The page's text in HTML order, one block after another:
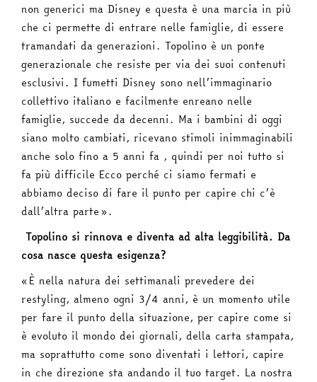
non generici ma Disney e questa è una marcia in più
che ci permette di entrare nelle famiglie, di essere
tramandati da generazioni. Topolino è un ponte
generazionale che resiste per via dei suoi contenuti
esclusivi. I fumetti Disney sono nell’immaginario
collettivo italiano e facilmente enreano nelle
famiglie, succede da decenni. Ma i bambini di oggi
siano molto cambiati, ricevano stimoli inimmaginabili
anche solo fino a 5 anni fa , quindi per noi tutto si
fa più difficile Ecco perché ci siamo fermati e
abbiamo deciso di fare il punto per capire chi c’è
dall’altra parte».
Topolino si rinnova e diventa ad alta leggibilità. Da
cosa nasce questa esigenza?
«È nella natura dei settimanali prevedere dei
restyling, almeno ogni 3/4 anni, è un momento utile
per fare il punto della situazione, per capire come si
è evoluto il mondo dei giornali, della carta stampata,
ma soprattutto come sono diventati i lettori, capire
in che direzione sta andando il tuo target. La nostra